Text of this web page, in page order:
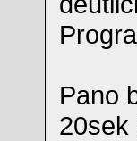
Pano
20sek